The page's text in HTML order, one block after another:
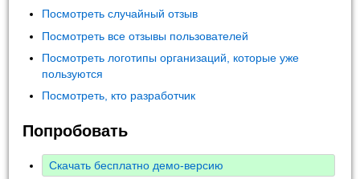
Посмотреть случайный отзыв
Посмотреть все отзывы пользователей
Посмотреть логотипы организаций, которые уже
пользуются
Посмотреть, кто разработчик
Попробовать
Скачать бесплатно демо-версию